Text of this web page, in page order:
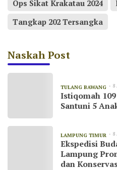
Ops Sikat Krakatau 2024
Tangkap 202 Tersangka
Naskah Post
TULANG BAWANG 8
Istiqomah
Santuni 5
LAMPUNG TIMUR 8
Ekspedisi
Lampung
dan